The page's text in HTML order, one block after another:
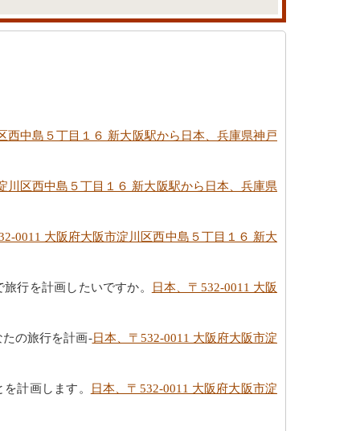
西中島５丁目１６ 新大阪駅から日本、兵庫県神戸
川区西中島５丁目１６ 新大阪駅から日本、兵庫県
0011 大阪府大阪市淀川区西中島５丁目１６ 新大
行を計画したいですか。
日本、〒532-0011 大阪
の旅行を計画-日本、〒532-0011 大阪府大阪市淀
計画します。
日本、〒532-0011 大阪府大阪市淀